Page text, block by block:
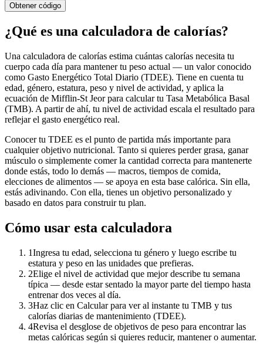
Obtener código
¿Qué es una calculadora de calorías?
Una calculadora de calorías estima cuántas calorías necesita tu
cuerpo cada día para mantener tu peso actual — un valor conocido
como Gasto Energético Total Diario (TDEE). Tiene en cuenta tu
edad, género, estatura, peso y nivel de actividad, y aplica la
ecuación de Mifflin-St Jeor para calcular tu Tasa Metabólica Basal
(TMB). A partir de ahí, tu nivel de actividad escala el resultado para
reflejar el gasto energético real.
Conocer tu TDEE es el punto de partida más importante para
cualquier objetivo nutricional. Tanto si quieres perder grasa, ganar
músculo o simplemente comer la cantidad correcta para mantenerte
donde estás, todo lo demás — macros, tiempos de comida,
elecciones de alimentos — se apoya en esta base calórica. Sin ella,
estás adivinando. Con ella, tienes un objetivo personalizado y
basado en datos para construir tu plan.
Cómo usar esta calculadora
1Ingresa tu edad, selecciona tu género y luego escribe tu
estatura y peso en las unidades que prefieras.
2Elige el nivel de actividad que mejor describe tu semana
típica — desde estar sentado la mayor parte del tiempo hasta
entrenar dos veces al día.
3Haz clic en Calcular para ver al instante tu TMB y tus
calorías diarias de mantenimiento (TDEE).
4Revisa el desglose de objetivos de peso para encontrar las
metas calóricas según si quieres reducir, mantener o aumentar.